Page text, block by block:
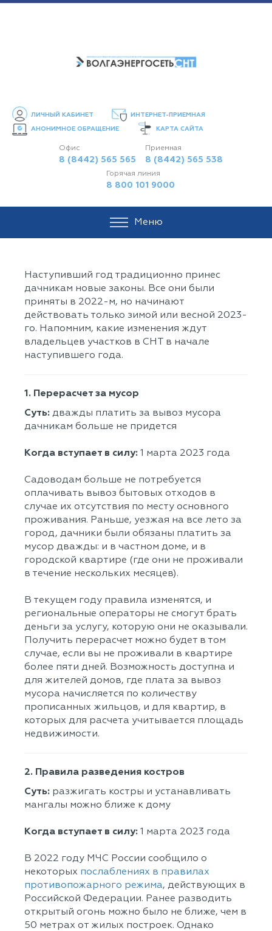
ЛИЧНЫЙ КАБИНЕТ ИНТЕРНЕТ-ПРИЕМНАЯ
АНОНИМНОЕ ОБРАЩЕНИЕ КАРТА САЙТА
Офис
8 (8442) 565 565
Приемная
8 (8442) 565 538
Горячая линия
8 800 101 9000
Меню
Наступивший год традиционно принес
дачникам новые законы. Все они были
приняты в 2022-м, но начинают
действовать только зимой или весной 2023-
го. Напомним, какие изменения ждут
владельцев участков в СНТ в начале
наступившего года.
1. Перерасчет за мусор
Суть: дважды платить за вывоз мусора
дачникам больше не придется
Когда вступает в силу: 1 марта 2023 года
Садоводам больше не потребуется
оплачивать вывоз бытовых отходов в
случае их отсутствия по месту основного
проживания. Раньше, уезжая на все лето за
город, дачники были обязаны платить за
мусор дважды: и в частном доме, и в
городской квартире (где они не проживали
в течение нескольких месяцев).
В текущем году правила изменятся, и
региональные операторы не смогут брать
деньги за услугу, которую они не оказывали.
Получить перерасчет можно будет в том
случае, если вы не проживали в квартире
более пяти дней. Возможность доступна и
для жителей домов, где плата за вывоз
мусора начисляется по количеству
прописанных жильцов, и для квартир, в
которых для расчета учитывается площадь
недвижимости.
2. Правила разведения костров
Суть: разжигать костры и устанавливать
мангалы можно ближе к дому
Когда вступает в силу: 1 марта 2023 года
В 2022 году МЧС России сообщило о
некоторых послаблениях в правилах
противопожарного режима, действующих в
Российской Федерации. Ранее разводить
открытый огонь можно было не ближе, чем в
50 метрах от жилых построек. Однако